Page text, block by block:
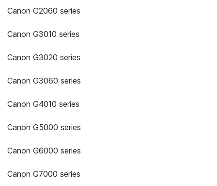
Canon G2060 series
Canon G3010 series
Canon G3020 series
Canon G3060 series
Canon G4010 series
Canon G5000 series
Canon G6000 series
Canon G7000 series